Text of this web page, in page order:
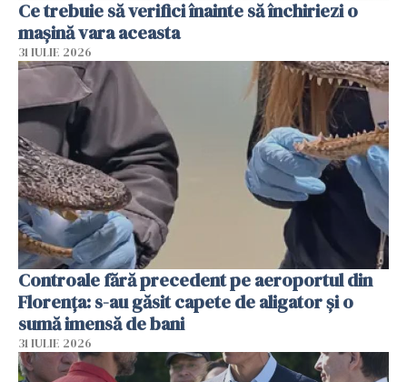
Ce trebuie să verifici înainte să închiriezi o
mașină vara aceasta
31 IULIE 2026
Controale fără precedent pe aeroportul din
Florența: s-au găsit capete de aligator și o
sumă imensă de bani
31 IULIE 2026